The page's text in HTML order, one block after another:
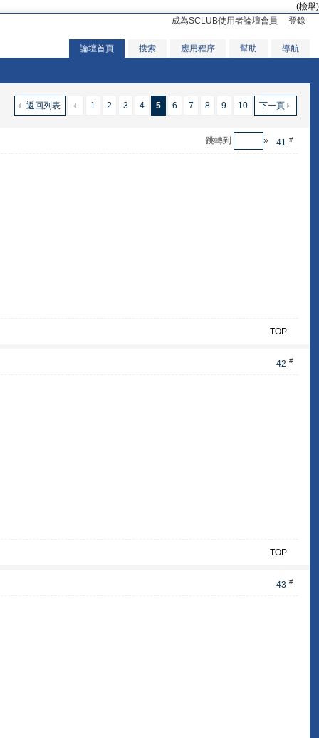
(檢舉)
成為SCLUB使用者論壇會員
登錄
論壇首頁 搜索 應用程序 幫助 導航
1 2 3 4 5 6 7 8 9 10 下一頁
返回列表
41 #
跳轉到 »
TOP
42 #
TOP
43 #